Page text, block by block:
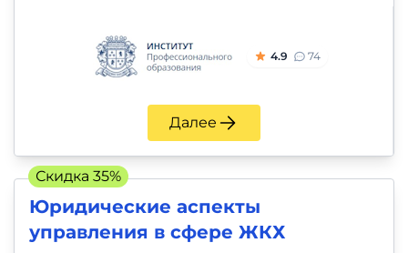
4.9 74
Далее
Юридические аспекты
управления в сфере ЖКХ
Скидка 35%